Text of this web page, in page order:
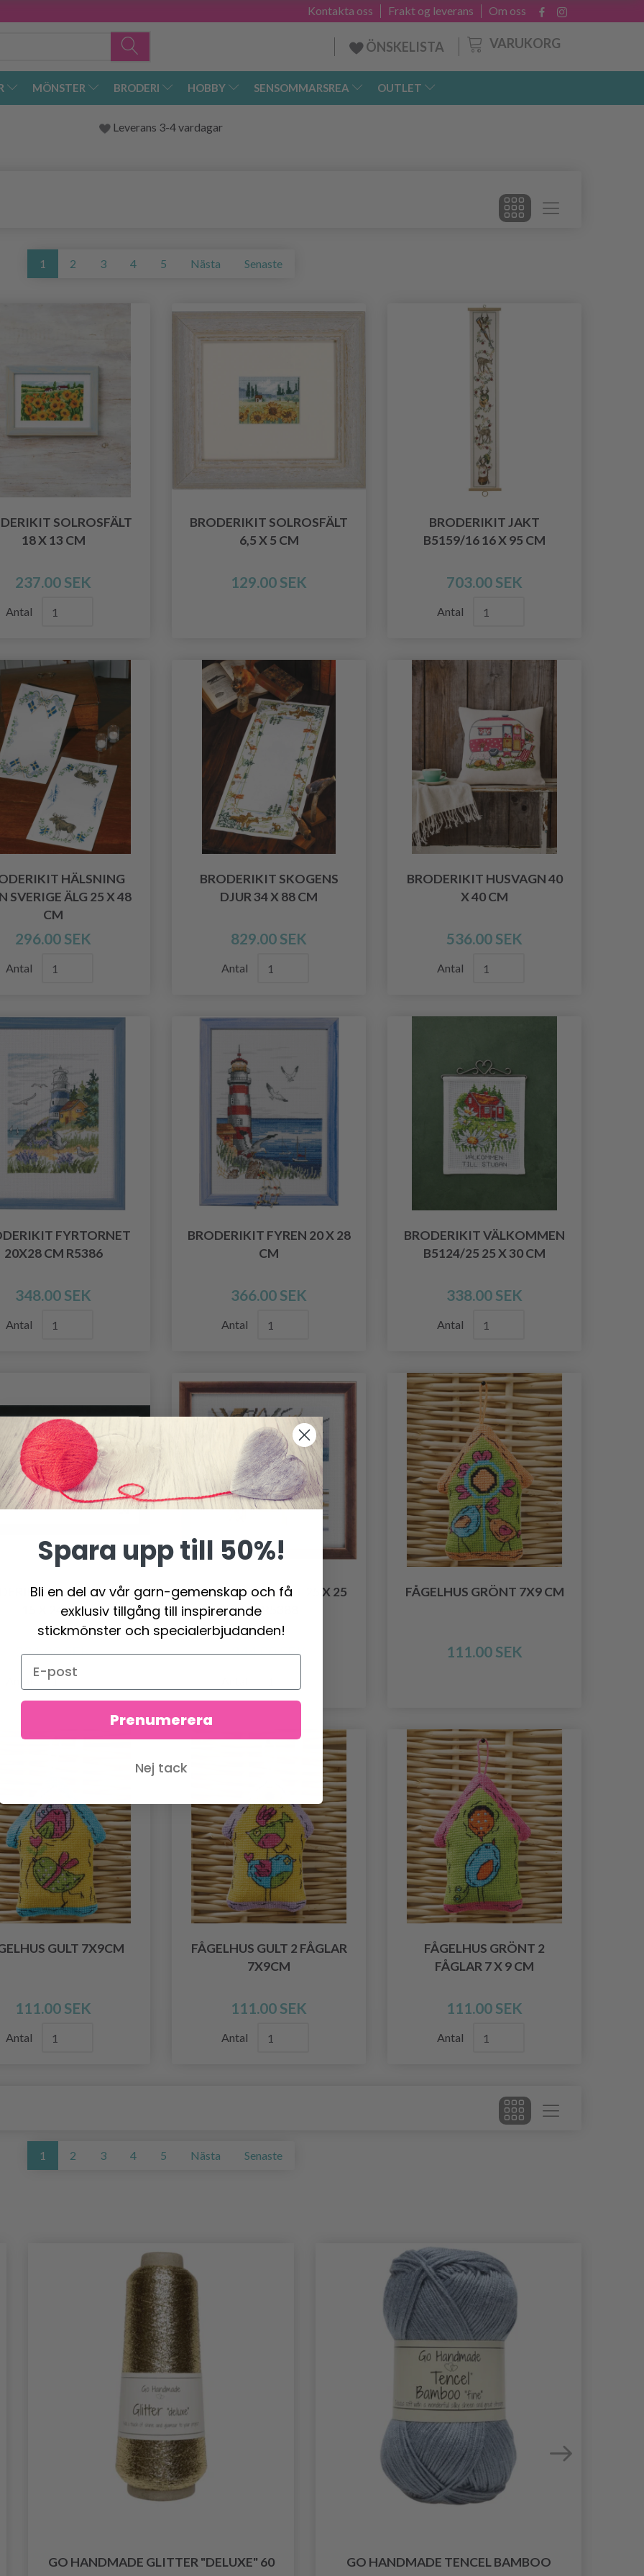
Om oss
Frakt og leverans
Kontakta oss
VARUKORG
ÖNSKELISTA
MÖNSTER BRODERI HOBBY SENSOMMARSREA OUTLET
Leverans 3-4 vardagar
1 2 3 4 5 Nästa Senaste
SOLROSFÄLT
18 X 13 CM
237.00 SEK
Antal
BRODERIKIT SOLROSFÄLT
6,5 X 5 CM
129.00 SEK
BRODERIKIT JAKT
B5159/16 16 X 95 CM
703.00 SEK
Antal
HÄLSNING
SVERIGE ÄLG 25 X 48
CM
296.00 SEK
Antal
BRODERIKIT SKOGENS
DJUR 34 X 88 CM
829.00 SEK
Antal
BRODERIKIT HUSVAGN 40
X 40 CM
536.00 SEK
Antal
FYRTORNET
20X28 CM R5386
348.00 SEK
Antal
BRODERIKIT FYREN 20 X 28
CM
366.00 SEK
Antal
BRODERIKIT VÄLKOMMEN
B5124/25 25 X 30 CM
338.00 SEK
Antal
LANDSVÄGEN
15 X 24 CM
291.00 SEK
BRODERIKIT HÄST 25 X 25
CM R5388
344.00 SEK
FÅGELHUS GRÖNT 7X9 CM
111.00 SEK
GULT 7X9CM
111.00 SEK
Antal
FÅGELHUS GULT 2 FÅGLAR
7X9CM
111.00 SEK
Antal
FÅGELHUS GRÖNT 2
FÅGLAR 7 X 9 CM
111.00 SEK
Antal
1 2 3 4 5 Nästa Senaste
GO HANDMADE GLITTER "DELUXE" 60
GO HANDMADE TENCEL BAMBOO
Spara upp till 50%!
Bli en del av vår garn-gemenskap och få
exklusiv tillgång till inspirerande
stickmönster och specialerbjudanden!
Prenumerera
Nej tack